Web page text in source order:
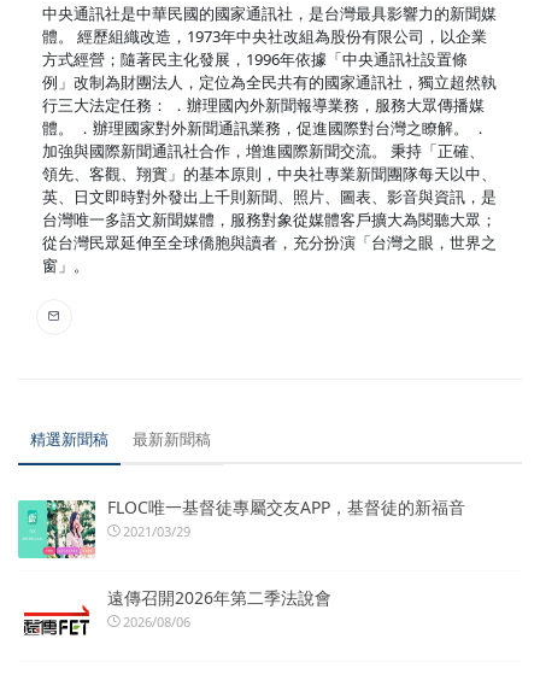
中央通訊社是中華民國的國家通訊社，是台灣最具影響力的新聞媒
體。 經歷組織改造，1973年中央社改組為股份有限公司，以企業
方式經營；隨著民主化發展，1996年依據「中央通訊社設置條
例」改制為財團法人，定位為全民共有的國家通訊社，獨立超然執
行三大法定任務： ．辦理國內外新聞報導業務，服務大眾傳播媒
體。 ．辦理國家對外新聞通訊業務，促進國際對台灣之瞭解。 ．
加強與國際新聞通訊社合作，增進國際新聞交流。 秉持「正確、
領先、客觀、翔實」的基本原則，中央社專業新聞團隊每天以中、
英、日文即時對外發出上千則新聞、照片、圖表、影音與資訊，是
台灣唯一多語文新聞媒體，服務對象從媒體客戶擴大為閱聽大眾；
從台灣民眾延伸至全球僑胞與讀者，充分扮演「台灣之眼，世界之
窗」。
精選新聞稿 最新新聞稿
FLOC唯一基督徒專屬交友APP，基督徒的新福音
2021/03/29
遠傳召開2026年第二季法說會
2026/08/06